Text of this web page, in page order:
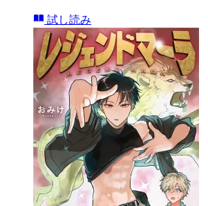
試し読み